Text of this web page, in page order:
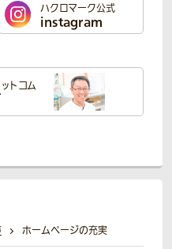
ハクロマーク公式
instagram
トコム
ホームページの充実